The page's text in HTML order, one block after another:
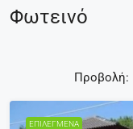
Φωτεινό
Προβολή:
ΕΠΙΛΕΓΜΈΝΑ